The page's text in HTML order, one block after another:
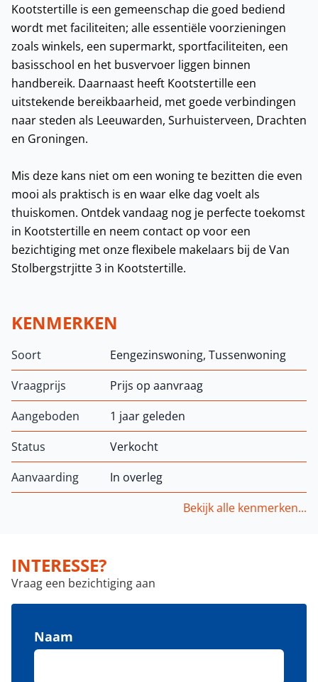
Kootstertille is een gemeenschap die goed bediend
wordt met faciliteiten; alle essentiële voorzieningen
zoals winkels, een supermarkt, sportfaciliteiten, een
basisschool en het busvervoer liggen binnen
handbereik. Daarnaast heeft Kootstertille een
uitstekende bereikbaarheid, met goede verbindingen
naar steden als Leeuwarden, Surhuisterveen, Drachten
en Groningen.
Mis deze kans niet om een woning te bezitten die even
mooi als praktisch is en waar elke dag voelt als
thuiskomen. Ontdek vandaag nog je perfecte toekomst
in Kootstertille en neem contact op voor een
bezichtiging met onze flexibele makelaars bij de Van
Stolbergstrjitte 3 in Kootstertille.
KENMERKEN
Soort
Eengezinswoning, Tussenwoning
Vraagprijs
Prijs op aanvraag
Aangeboden
1 jaar geleden
Status
Verkocht
Aanvaarding
In overleg
Bekijk alle kenmerken...
INTERESSE?
Vraag een bezichtiging aan
Naam